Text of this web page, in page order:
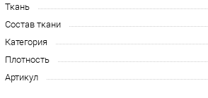
Ткань
Состав ткани
Категория
Плотность
Артикул